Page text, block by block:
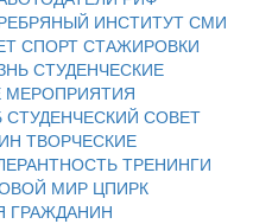
ИНСТИТУТСМИ
СПОРТ СТАЖИРОВКИ
СТУДЕНЧЕСКИЕ
МЕРОПРИЯТИЯ
СТУДЕНЧЕСКИЙ СОВЕТ
ТВОРЧЕСКИЕ
ТРЕНИНГИ
МИР ЦПИРК
ГРАЖДАНИН